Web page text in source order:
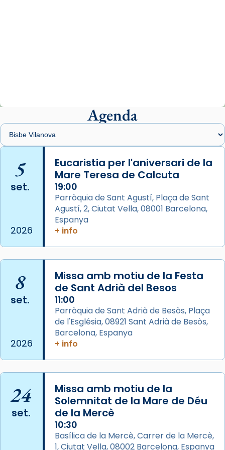
presidit aquest 27 de juliol la missa de Les
Santes de Mataró.
🔗
📸 J. Merino
Photo
View on Facebook ·
Arquebisbat de Barcelona
de Barcelona.
2 weeks ago
comitè organitzador de la visita apostòlica
del Sant Pare Lleó XIV a Barcelona, i als
col·laboradors, a la Catedral de Barcelona.
L’arquebisbe de Barcelona, el cardenal Joan
Josep Omella, ha presidit la missa i l’ha
concelebrat el bisbe auxiliar de Barcelona,
Mons. David Abadías.
📸 Dr. G. Simón
Photo
View on Facebook · Share
Arquebisbat de Barcelona
2 weeks ago
Agenda
5
set.
2026
Eucaristia per l'aniversari de la
Mare Teresa de Calcuta
19:00
Parròquia de Sant Agustí, Plaça de Sant
Agustí, 2, Ciutat Vella, 08001 Barcelona,
Espanya
+ info
8
set.
2026
Missa amb motiu de la Festa
de Sant Adrià del Besos
11:00
Parròquia de Sant Adrià de Besòs, Plaça
de l'Església, 08921 Sant Adrià de Besòs,
Barcelona, Espanya
+ info
24
set.
Missa amb motiu de la
Solemnitat de la Mare de Déu
de la Mercè
10:30
Basílica de la Mercè, Carrer de la Mercè,
1, Ciutat Vella, 08002 Barcelona, Espanya